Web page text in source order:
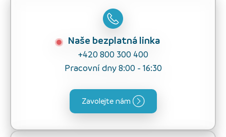
Naše bezplatná linka
+420 800 300 400
Pracovní dny 8:00 - 16:30
Zavolejte nám